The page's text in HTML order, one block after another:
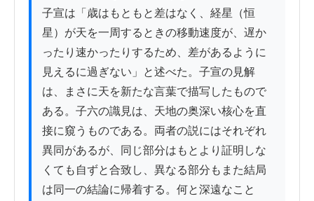
子宣は「歳はもともと差はなく、経星（恒
星）が天を一周するときの移動速度が、遅か
ったり速かったりするため、差があるように
見えるに過ぎない」と述べた。子宣の見解
は、まさに天を新たな言葉で描写したもので
ある。子六の識見は、天地の奥深い核心を直
接に窺うものである。両者の説にはそれぞれ
異同があるが、同じ部分はもとより証明しな
くても自ずと合致し、異なる部分もまた結局
は同一の結論に帰着する。何と深遠なこと